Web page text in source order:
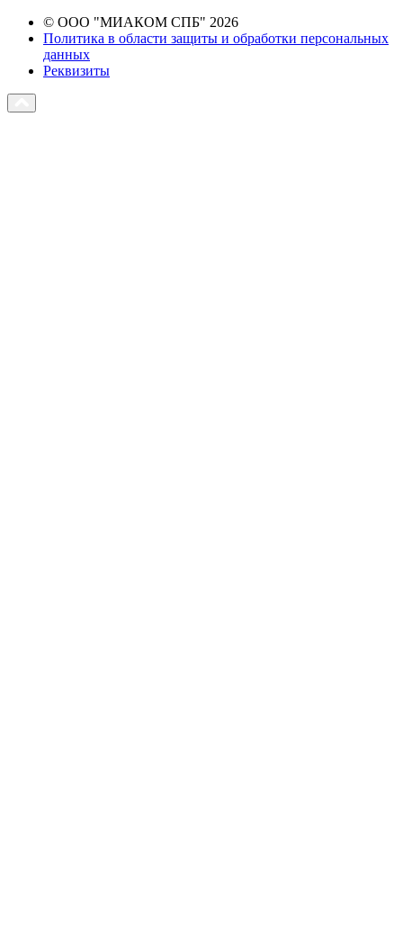
© ООО "МИАКОМ СПБ" 2026
Политика в области защиты и обработки персональных
данных
Реквизиты